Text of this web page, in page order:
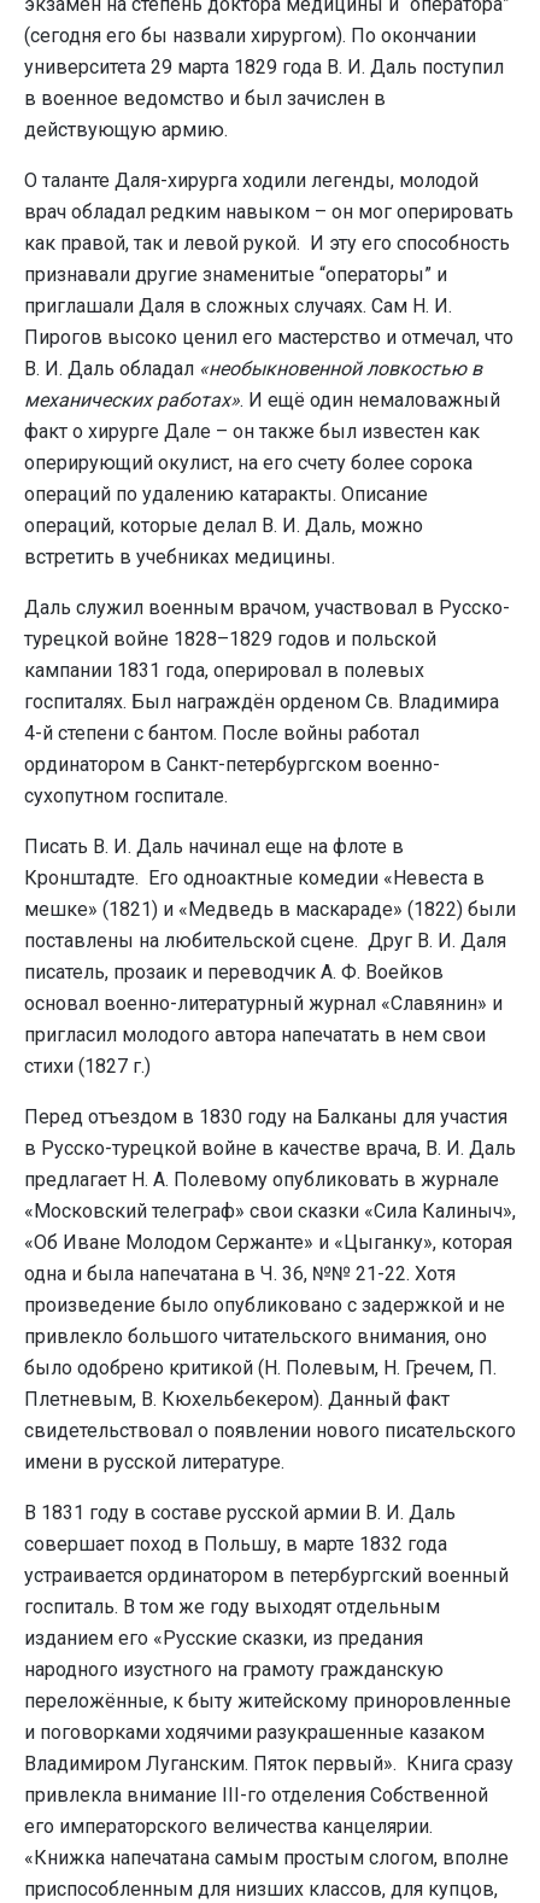
экзамен на степень доктора медицины и “оператора”
(сегодня его бы назвали хирургом). По окончании
университета 29 марта 1829 года В. И. Даль поступил
в военное ведомство и был зачислен в
действующую армию.
О таланте Даля-хирурга ходили легенды, молодой
врач обладал редким навыком – он мог оперировать
как правой, так и левой рукой. И эту его способность
признавали другие знаменитые “операторы” и
приглашали Даля в сложных случаях. Сам Н. И.
Пирогов высоко ценил его мастерство и отмечал, что
В. И. Даль обладал «необыкновенной ловкостью в
механических работах». И ещё один немаловажный
факт о хирурге Дале – он также был известен как
оперирующий окулист, на его счету более сорока
операций по удалению катаракты. Описание
операций, которые делал В. И. Даль, можно
встретить в учебниках медицины.
Даль служил военным врачом, участвовал в Русско-
турецкой войне 1828–1829 годов и польской
кампании 1831 года, оперировал в полевых
госпиталях. Был награждён орденом Св. Владимира
4-й степени с бантом. После войны работал
ординатором в Санкт-петербургском военно-
сухопутном госпитале.
Писать В. И. Даль начинал еще на флоте в
Кронштадте. Его одноактные комедии «Невеста в
мешке» (1821) и «Медведь в маскараде» (1822) были
поставлены на любительской сцене. Друг В. И. Даля
писатель, прозаик и переводчик А. Ф. Воейков
основал военно-литературный журнал «Славянин» и
пригласил молодого автора напечатать в нем свои
стихи (1827 г.)
Перед отъездом в 1830 году на Балканы для участия
в Русско-турецкой войне в качестве врача, В. И. Даль
предлагает Н. А. Полевому опубликовать в журнале
«Московский телеграф» свои сказки «Сила Калиныч»,
«Об Иване Молодом Сержанте» и «Цыганку», которая
одна и была напечатана в Ч. 36, №№ 21-22. Хотя
произведение было опубликовано с задержкой и не
привлекло большого читательского внимания, оно
было одобрено критикой (Н. Полевым, Н. Гречем, П.
Плетневым, В. Кюхельбекером). Данный факт
свидетельствовал о появлении нового писательского
имени в русской литературе.
В 1831 году в составе русской армии В. И. Даль
совершает поход в Польшу, в марте 1832 года
устраивается ординатором в петербургский военный
госпиталь. В том же году выходят отдельным
изданием его «Русские сказки, из предания
народного изустного на грамоту гражданскую
переложённые, к быту житейскому приноровленные
и поговорками ходячими разукрашенные казаком
Владимиром Луганским. Пяток первый». Книга сразу
привлекла внимание III-го отделения Собственной
его императорского величества канцелярии.
«Книжка напечатана самым простым слогом, вполне
приспособленным для низших классов, для купцов,